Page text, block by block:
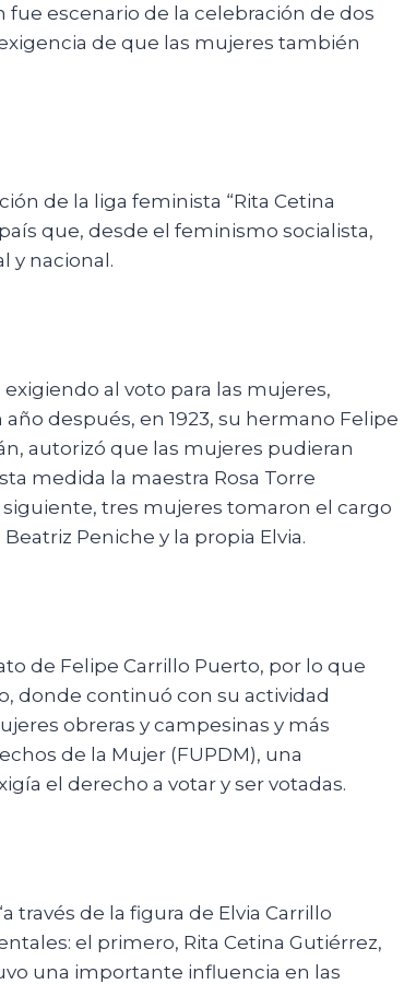
fue escenario de la celebración de dos
de que las mujeres también
de la liga feminista “Rita Cetina
que, desde el feminismo socialista,
y nacional.
al voto para las mujeres,
después, en 1923, su hermano Felipe
autorizó que las mujeres pudieran
medida la maestra Rosa Torre
tres mujeres tomaron el cargo
Peniche y la propia Elvia.
de Felipe Carrillo Puerto, por lo que
donde continuó con su actividad
obreras y campesinas y más
de la Mujer (FUPDM), una
el derecho a votar y ser votadas.
través de la figura de Elvia Carrillo
el primero, Rita Cetina Gutiérrez,
una importante influencia en las